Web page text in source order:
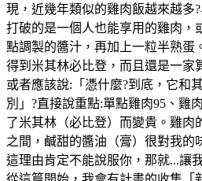
現，近幾年類似的雞肉飯越來越多
打破的是一個人也能享用的雞肉，
點調製的醬汁，再加上一粒半熟蛋
得到米其林必比登，而且還是一家
或者應該說:「憑什麼?到底，它和
別」?直接說重點:單點雞肉95、雞
了米其林（必比登）而變貴。雞肉
之間，鹹甜的醬油（膏）很對我的
這理由肯定不能說服你，那就...讓